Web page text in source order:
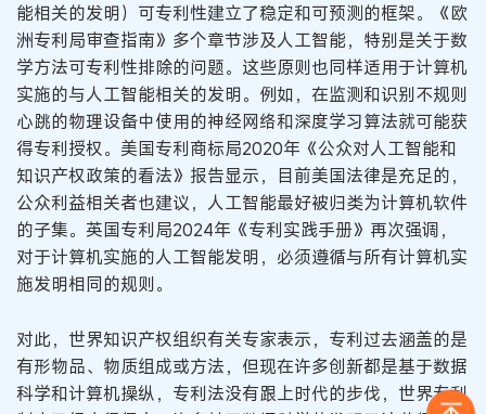
能相关的发明）可专利性建立了稳定和可预测的框架。《欧
洲专利局审查指南》多个章节涉及人工智能，特别是关于数
学方法可专利性排除的问题。这些原则也同样适用于计算机
实施的与人工智能相关的发明。例如，在监测和识别不规则
心跳的物理设备中使用的神经网络和深度学习算法就可能获
得专利授权。美国专利商标局2020年《公众对人工智能和
知识产权政策的看法》报告显示，目前美国法律是充足的，
公众利益相关者也建议，人工智能最好被归类为计算机软件
的子集。英国专利局2024年《专利实践手册》再次强调，
对于计算机实施的人工智能发明，必须遵循与所有计算机实
施发明相同的规则。
对此，世界知识产权组织有关专家表示，专利过去涵盖的是
有形物品、物质组成或方法，但现在许多创新都是基于数据
科学和计算机操纵，专利法没有跟上时代的步伐，世界专利